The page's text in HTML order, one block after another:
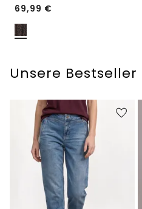
69,99 €
Unsere Bestseller